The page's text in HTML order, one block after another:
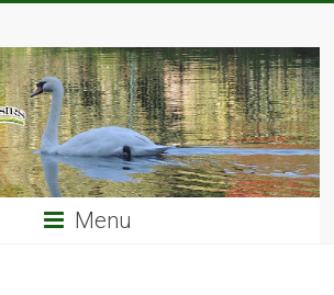
Menu